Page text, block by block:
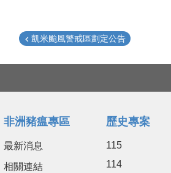
凱米颱風警戒區劃定公告
非洲豬瘟專區
最新消息
相關連結
歷史專案
115
114